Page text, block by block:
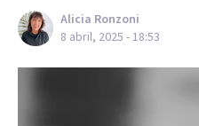
Alicia Ronzoni
8 abril, 2025 - 18:53